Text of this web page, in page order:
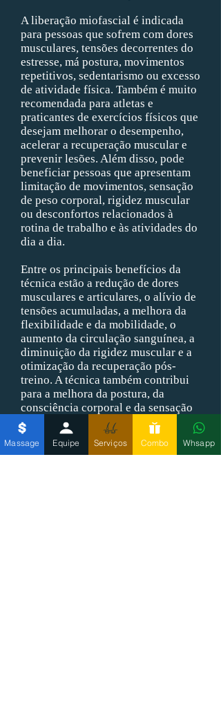
A liberação miofascial é indicada
para pessoas que sofrem com dores
musculares, tensões decorrentes do
estresse, má postura, movimentos
repetitivos, sedentarismo ou excesso
de atividade física. Também é muito
recomendada para atletas e
praticantes de exercícios físicos que
desejam melhorar o desempenho,
acelerar a recuperação muscular e
prevenir lesões. Além disso, pode
beneficiar pessoas que apresentam
limitação de movimentos, sensação
de peso corporal, rigidez muscular
ou desconfortos relacionados à
rotina de trabalho e às atividades do
dia a dia.
Entre os principais benefícios da
técnica estão a redução de dores
musculares e articulares, o alívio de
tensões acumuladas, a melhora da
flexibilidade e da mobilidade, o
aumento da circulação sanguínea, a
diminuição da rigidez muscular e a
otimização da recuperação pós-
treino. A técnica também contribui
para a melhora da postura, da
consciência corporal e da sensação
geral de relaxamento e bem-estar.
Por proporcionar resultados tanto
Massage Equipe Serviços Combo Whsapp